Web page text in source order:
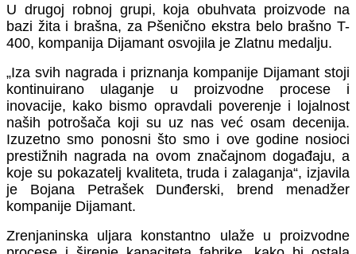
U drugoj robnoj grupi, koja obuhvata proizvode na
bazi žita i brašna, za Pšenično ekstra belo brašno T-
400, kompanija Dijamant osvojila je Zlatnu medalju.
„Iza svih nagrada i priznanja kompanije Dijamant stoji
kontinuirano ulaganje u proizvodne procese i
inovacije, kako bismo opravdali poverenje i lojalnost
naših potrošača koji su uz nas već osam decenija.
Izuzetno smo ponosni što smo i ove godine nosioci
prestižnih nagrada na ovom značajnom događaju, a
koje su pokazatelj kvaliteta, truda i zalaganja“, izjavila
je Bojana Petrašek Dunđerski, brend menadžer
kompanije Dijamant.
Zrenjaninska uljara konstantno ulaže u proizvodne